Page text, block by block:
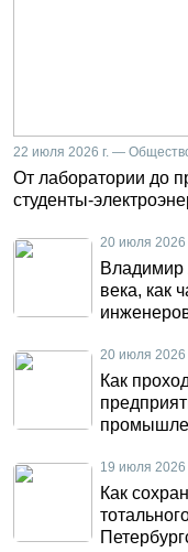
22 июля 2026 г. —
От лаборатории до
студенты-
20 июля
Владимир
века, как
20 июля
Как
19 июля
Как